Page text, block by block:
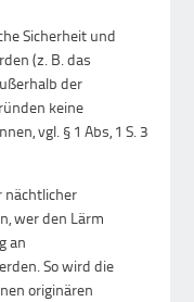
Sicherheit und
(z. B. das
der
keine
vgl. § 1 Abs, 1 S. 3
nächtlicher
wer den Lärm
an
So wird die
originären